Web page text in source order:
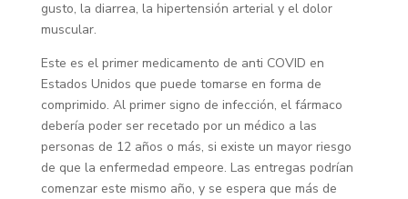
gusto, la diarrea, la hipertensión arterial y el dolor
muscular.
Este es el primer medicamento de anti COVID en
Estados Unidos que puede tomarse en forma de
comprimido. Al primer signo de infección, el fármaco
debería poder ser recetado por un médico a las
personas de 12 años o más, si existe un mayor riesgo
de que la enfermedad empeore. Las entregas podrían
comenzar este mismo año, y se espera que más de